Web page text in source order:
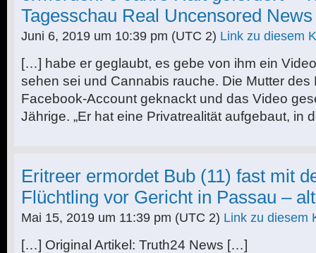
Tagesschau Real Uncensored News
Juni 6, 2019 um 10:39 pm (UTC 2) Link zu diesem
[…] habe er geglaubt, es gebe von ihm ein
sehen sei und Cannabis rauche. Die Mutter
Facebook-Account geknackt und das Video
Jährige. „Er hat eine Privatrealität aufgebaut, in
Eritreer ermordet Bub (11) fast mit
Flüchtling vor Gericht in Passau –
Mai 15, 2019 um 11:39 pm (UTC 2) Link zu diesem
[…] Original Artikel: Truth24 News […]